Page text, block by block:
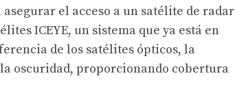
el acceso a un satélite de radar
ICEYE, un sistema que ya está en
de los satélites ópticos, la
oscuridad, proporcionando cobertura